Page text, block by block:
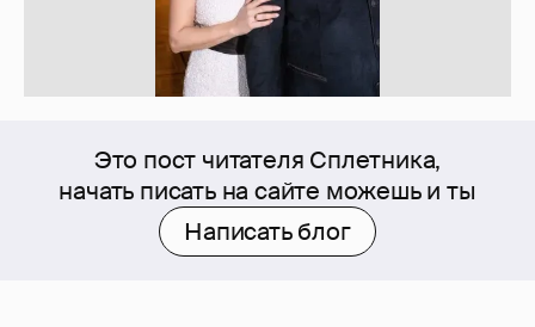
Это пост читателя Сплетника,
начать писать на сайте можешь и ты
Написать блог